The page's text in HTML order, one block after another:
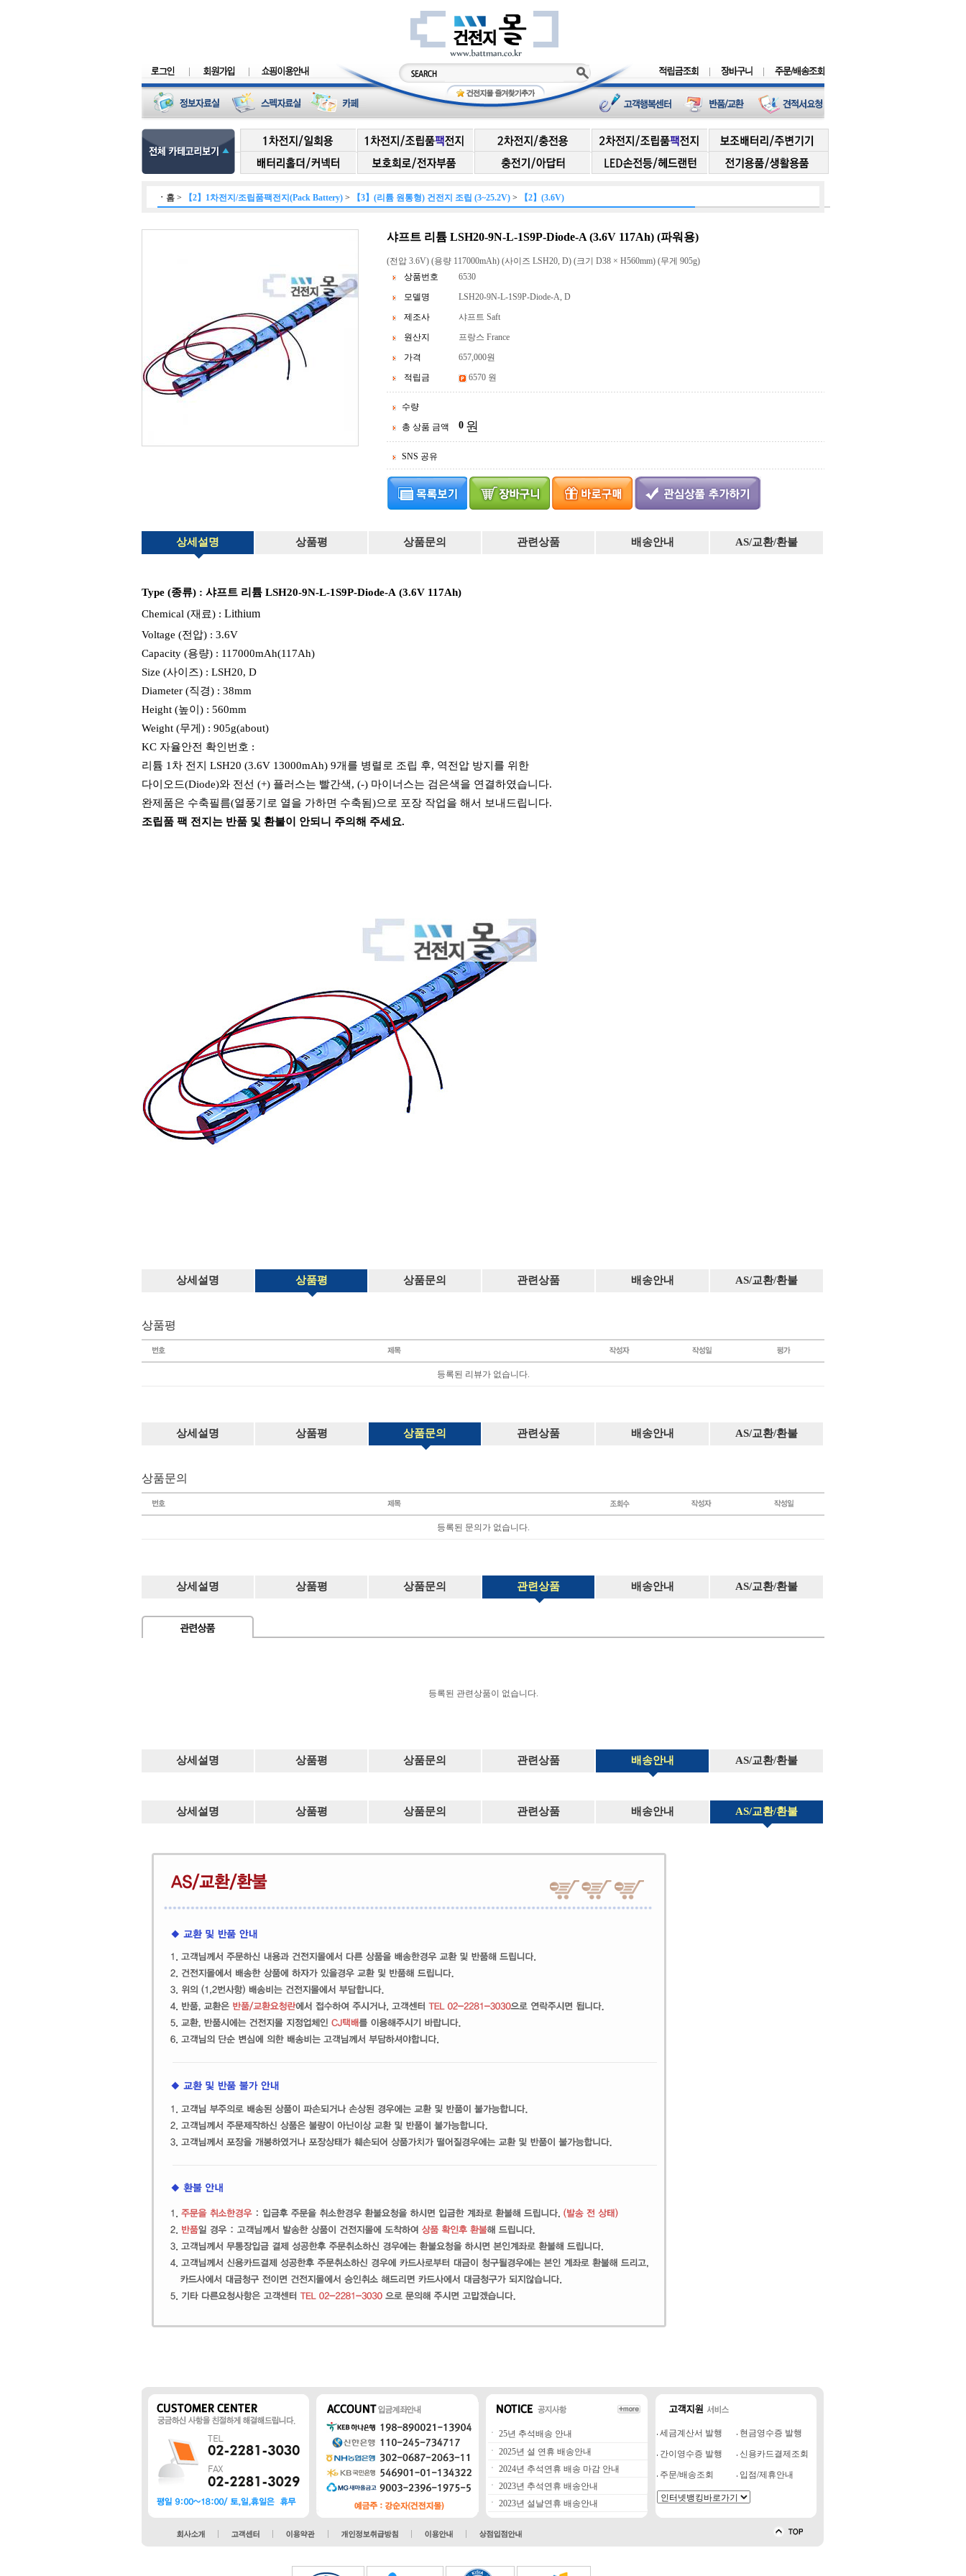
ㆍ 홈 > 【2】1차전지/조립품팩전지(Pack Battery) > 【3】(리튬 원통형) 건전지 조립 (3~25.2V) > 【2】(3.6V)
샤프트 리튬 LSH20-9N-L-1S9P-Diode-A (3.6V 117Ah) (파워용)
(전압 3.6V) (용량 117000mAh) (사이즈 LSH20, D) (크기 D38 × H560mm) (무게 905g)
상품번호
6530
모델명
LSH20-9N-L-1S9P-Diode-A, D
제조사
샤프트 Saft
원산지
프랑스 France
가격
657,000원
적립금
6570 원
수량
총 상품 금액
0 원
SNS 공유
상세설명 상품평 상품문의 관련상품 배송안내 AS/교환/환불
Type (종류) : 샤프트 리튬 LSH20-9N-L-1S9P-Diode-A (3.6V 117Ah)
Chemical (재료) : Lithium
Voltage (전압) : 3.6V
Capacity (용량) : 117000mAh(117Ah)
Size (사이즈) : LSH20, D
Diameter (직경) : 38mm
Height (높이) : 560mm
Weight (무게) : 905g(about)
KC 자율안전 확인번호 :
리튬 1차 전지 LSH20 (3.6V 13000mAh) 9개를 병렬로 조립 후, 역전압 방지를 위한
다이오드(Diode)와 전선 (+) 플러스는 빨간색, (-) 마이너스는 검은색을 연결하였습니다.
완제품은 수축필름(열풍기로 열을 가하면 수축됨)으로 포장 작업을 해서 보내드립니다.
조립품 팩 전지는 반품 및 환불이 안되니 주의해 주세요.
상세설명 상품평 상품문의 관련상품 배송안내 AS/교환/환불
상품평
등록된 리뷰가 없습니다.
상세설명 상품평 상품문의 관련상품 배송안내 AS/교환/환불
상품문의
등록된 문의가 없습니다.
상세설명 상품평 상품문의 관련상품 배송안내 AS/교환/환불
등록된 관련상품이 없습니다.
상세설명 상품평 상품문의 관련상품 배송안내 AS/교환/환불
상세설명 상품평 상품문의 관련상품 배송안내 AS/교환/환불
ㆍ 25년 추석배송 안내
ㆍ 2025년 설 연휴 배송안내
ㆍ 2024년 추석연휴 배송 마감 안내
ㆍ 2023년 추석연휴 배송안내
ㆍ 2023년 설날연휴 배송안내
세금계산서 발행 현금영수증 발행
간이영수증 발행 신용카드결제조회
주문/배송조회 입점/제휴안내